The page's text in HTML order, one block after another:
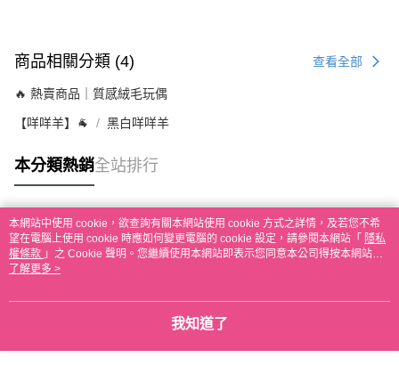
商品相關分類 (4) 查看全部
🔥 熱賣商品｜質感絨毛玩偶
【咩咩羊】🐐 黑白咩咩羊
本分類熱銷全站排行
熱門標籤
本網站中使用 cookie，欲查詢有關本網站使用 cookie 方式之詳情，及若您不希
望在電腦上使用 cookie 時應如何變更電腦的 cookie 設定，請參閱本網站「 隱私
權條款 」之 Cookie 聲明。您繼續使用本網站即表示您同意本公司得按本網站使
用條款之 Cookie 聲明使用 cookie。
了解更多 >
我知道了